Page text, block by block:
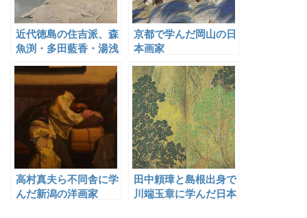
近代徳島の住吉派、森
魚渕・多田藍香・湯浅
京都で学んだ岡山の日
本画家
高村真夫ら不同舎に学
んだ新潟の洋画家
田中頼璋と島根出身で
川端玉章に学んだ日本